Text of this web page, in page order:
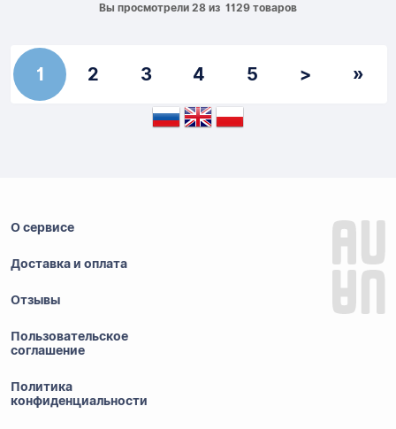
Вы просмотрели 28 из 1129 товаров
1 2 3 4 5 > »
О сервисе
Доставка и оплата
Отзывы
Пользовательское
соглашение
Политика
конфиденциальности